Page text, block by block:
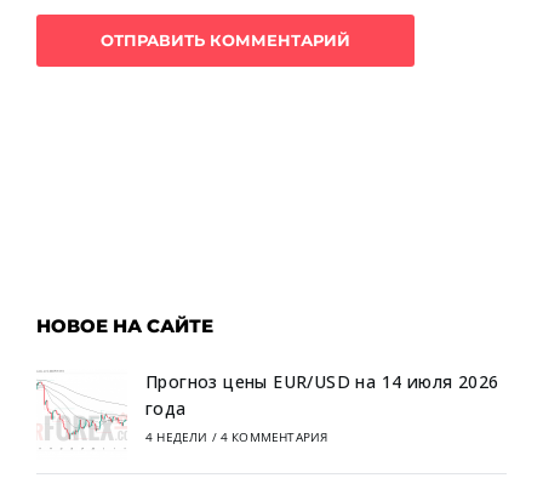
НОВОЕ НА САЙТЕ
Прогноз цены EUR/USD на 14 июля 2026
года
4 НЕДЕЛИ / 4 КОММЕНТАРИЯ